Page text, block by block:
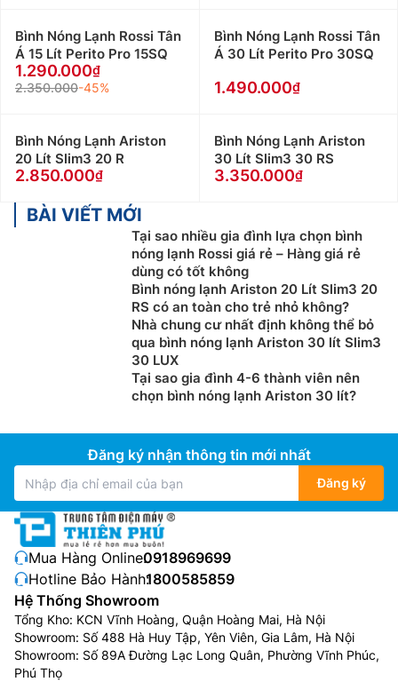
lạnh này dùng năng lượng mặt trời để làm nóng
nước, Máy có bình chứa dung tích cực lớn, đặc
biệt tiết kiệm điện năng, phù hợp với vùng có
Chọn Bình Nóng Lạnh theo tính năng an toàn
Các dòng bình nóng lạnh dùng điện hiện nay (máy
trực tiếp hay gián tiếp) đều có tính năng ngắt điện tự
động khi có hiện tượng rò điện, Tuy nhiên sẽ vấn có
một lượng điện nhỏ truyền vào cơ thể, dù không gây
chết người nhưng vẫn có thể làm đau, giật mình, cứng
người, đặc biệt nguy hiểm đối với người cao tuổi. Vì
thế để an toàn, Khi sử dụng nên tắt không cấp điện
cho bình để đảm bảo an toàn tuyệt đối.
Khi chọn mua Bình Nóng Lạnh Ferroli, Ưu tiênmáy
dùng ELCB (cầu giao chống rò điện đất)
thay vì CB để đảm bảo an toàn cho gia đình bạn.
điện, tránh mọi nguy cơ chạm mạch, cháy nổ. Còn loại
máy sử dụng CB có giá thành thấp hơn, nhưng chỉ có
tác dụng ngắt điện khi đã xảy ra sự cố chạm mạch.
Chọn mua theo dung tích
Nếu người dùng chọn bình nóng lạnh loại trực tiếp thì
không cần quan tâm đến dung tích, nhưng nếu chọn
loại sản phẩm làm nóng gián tiếp thì cũng cần lưu ý
đến dung tích của bình, vì nếu chọn loại dung tích nhỏ
thì đôi khi không đủ để cả gia đình sử dụng, mà nếu
chọn loại có dung tích lớn thì lại thừa gâ lãng phí.
Bình Nóng Lạnh Rossi Tân
Á 15 Lít Perito Pro 15SQ
1.290.000
2.350.000-45%
Bình Nóng Lạnh Rossi Tân
Á 30 Lít Perito Pro 30SQ
1.490.000
Bình Nóng Lạnh Ariston
20 Lít Slim3 20 R
2.850.000
Bình Nóng Lạnh Ariston
30 Lít Slim3 30 RS
3.350.000
BÀI VIẾT MỚI
Tại sao nhiều gia đình lựa chọn bình
nóng lạnh Rossi giá rẻ – Hàng giá rẻ
dùng có tốt không
Bình nóng lạnh Ariston 20 Lít Slim3 20
RS có an toàn cho trẻ nhỏ không?
Nhà chung cư nhất định không thể bỏ
qua bình nóng lạnh Ariston 30 lít Slim3
30 LUX
Tại sao gia đình 4-6 thành viên nên
chọn bình nóng lạnh Ariston 30 lít?
Đăng ký nhận thông tin mới nhất
Đăng ký
Mua Hàng Online:0918969699
Hotline Bảo Hành:1800585859
Hệ Thống Showroom
Tổng Kho: KCN Vĩnh Hoàng, Quận Hoàng Mai, Hà Nội
Showroom: Số 488 Hà Huy Tập, Yên Viên, Gia Lâm, Hà Nội
Showroom: Số 89A Đường Lạc Long Quân, Phường Vĩnh Phúc,
Phú Thọ